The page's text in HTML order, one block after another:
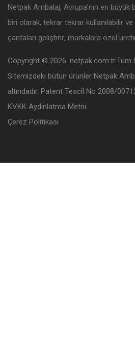
Netpak Ambalaj, Avrupa’nın en
biri olarak, tekrar tekrar kullanılabilir
çantaları geliştirir; markalara özel
Copyright © 2026. netpak.com.tr.Tüm
Sitemizdeki bütün ürünler Netpak
altındadır. Patent Tescil No 2008/
KVKK Aydınlatma Metni
Çerez Politikası